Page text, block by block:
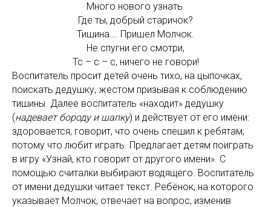
Много нового узнать.
Где ты, добрый старичок?
Тишина…. Пришел Молчок.
Не спугни его смотри,
Тс – с – с, ничего не говори!
Воспитатель просит детей очень тихо, на цыпочках,
поискать дедушку, жестом призывая к соблюдению
тишины. Далее воспитатель «находит» дедушку
(надевает бороду и шапку) и действует от его имени:
здоровается, говорит, что очень спешил к ребятам,
потому что любит играть. Предлагает детям поиграть
в игру «Узнай, кто говорит от другого имени». С
помощью считалки выбирают водящего. Воспитатель
от имени дедушки читает текст. Ребёнок, на которого
указывает Молчок, отвечает на вопрос, изменив